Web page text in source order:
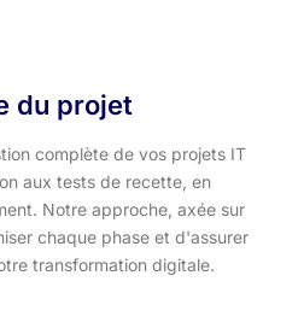
du projet
complète de vos projets IT
aux tests de recette, en
Notre approche, axée sur
chaque phase et d'assurer
transformation digitale.